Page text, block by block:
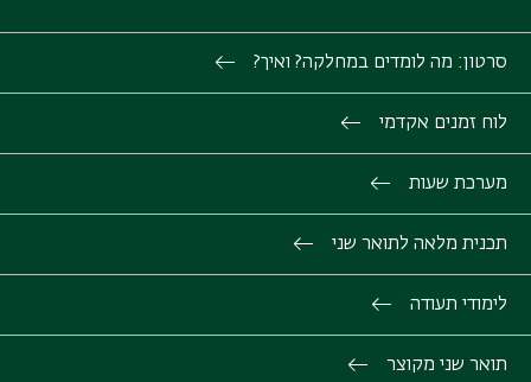
סרטון: מה לומדים במחלקה? ואיך?
לוח זמנים אקדמי
מערכת שעות
תכנית מלאה לתואר שני
לימודי תעודה
תואר שני מקוצר